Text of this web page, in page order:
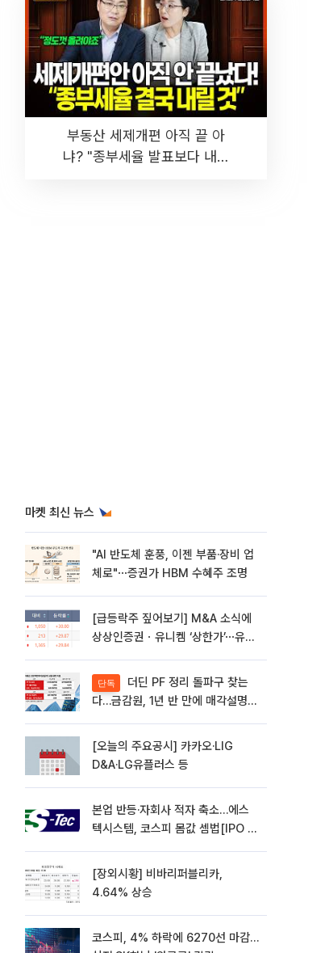
부동산 세제개편 아직 끝 아
냐? "종부세율 발표보다 내릴
마켓 최신 뉴스
"AI 반도체 훈풍, 이젠 부품·장비 업
체로"⋯증권가 HBM 수혜주 조명
[급등락주 짚어보기] M&A 소식에
상상인증권ㆍ유니켐 ‘상한가’⋯유증
단독
다…금감원, 1년 반 만에 매각설명회
[오늘의 주요공시] 카카오·LIG
D&A·LG유플러스 등
본업 반등·자회사 적자 축소…에스
텍시스템, 코스피 몸값 셈법[IPO 엑
[장외시황] 비바리퍼블리카,
4.64% 상승
코스피, 4% 하락에 6270선 마감…